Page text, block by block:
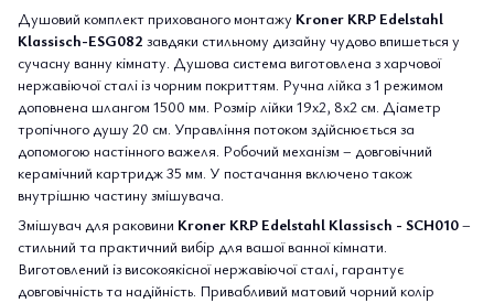
Душовий комплект прихованого монтажу Kroner KRP Edelstahl
Klassisch-ESG082 завдяки стильному дизайну чудово впишеться у
сучасну ванну кімнату. Душова система виготовлена з харчової
нержавіючої сталі із чорним покриттям. Ручна лійка з 1 режимом
доповнена шлангом 1500 мм. Розмір лійки 19х2, 8х2 см. Діаметр
тропічного душу 20 см. Управління потоком здійснюється за
допомогою настінного важеля. Робочий механізм – довговічний
керамічний картридж 35 мм. У постачання включено також
внутрішню частину змішувача.
Змішувач для раковини Kroner KRP Edelstahl Klassisch - SCH010–
стильний та практичний вибір для вашої ванної кімнати.
Виготовлений із високоякісної нержавіючої сталі, гарантує
довговічність та надійність. Привабливий матовий чорний колір